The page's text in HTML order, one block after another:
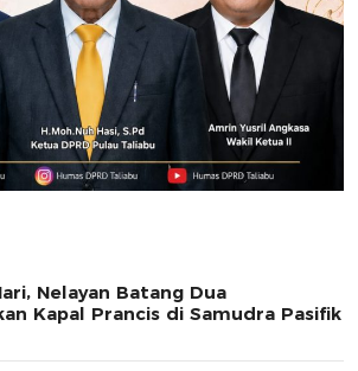
Nelayan Batang Dua
Kapal Prancis di Samudra Pasifik